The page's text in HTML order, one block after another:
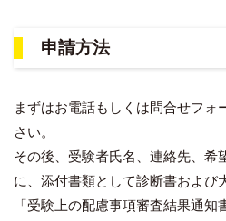
申請方法
まずはお電話もしくは問合せフォ
さい。
その後、受験者氏名、連絡先、希
に、添付書類として診断書および
「受験上の配慮事項審査結果通知